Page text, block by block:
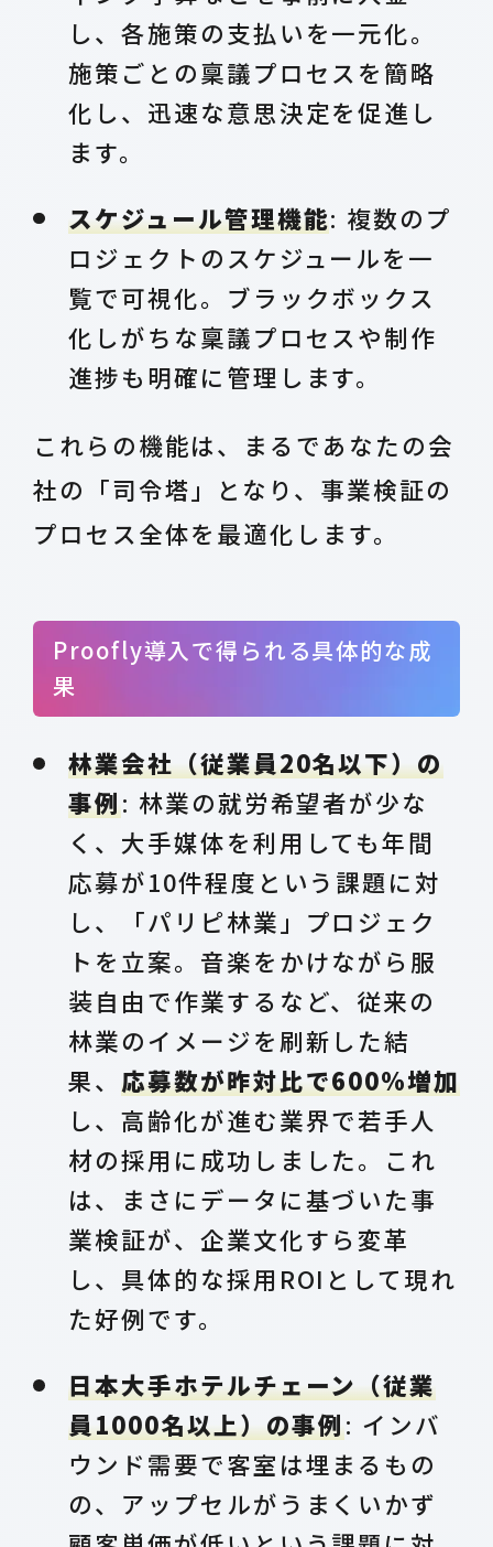
し、各施策の支払いを一元化。
施策ごとの稟議プロセスを簡略
化し、迅速な意思決定を促進し
ます。
スケジュール管理機能: 複数のプ
ロジェクトのスケジュールを一
覧で可視化。ブラックボックス
化しがちな稟議プロセスや制作
進捗も明確に管理します。
これらの機能は、まるであなたの会
社の「司令塔」となり、事業検証の
プロセス全体を最適化します。
Proofly導入で得られる具体的な成
果
林業会社（従業員20名以下）の
事例: 林業の就労希望者が少な
く、大手媒体を利用しても年間
応募が10件程度という課題に対
し、「パリピ林業」プロジェク
トを立案。音楽をかけながら服
装自由で作業するなど、従来の
林業のイメージを刷新した結
果、 応募数が昨対比で600%増加
し、高齢化が進む業界で若手人
材の採用に成功しました。これ
は、まさにデータに基づいた事
業検証が、企業文化すら変革
し、具体的な採用ROIとして現れ
た好例です。
日本大手ホテルチェーン（従業
員1000名以上）の事例: インバ
ウンド需要で客室は埋まるもの
の、アップセルがうまくいかず